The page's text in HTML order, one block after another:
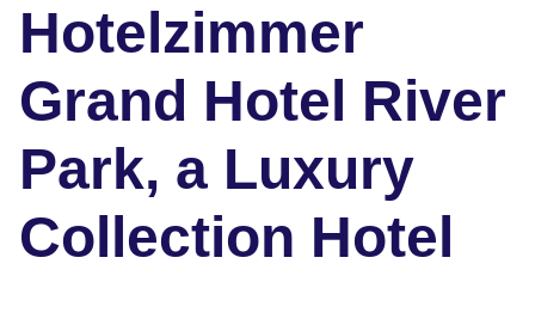
Hotelzimmer
Grand Hotel River
Park, a Luxury
Collection Hotel